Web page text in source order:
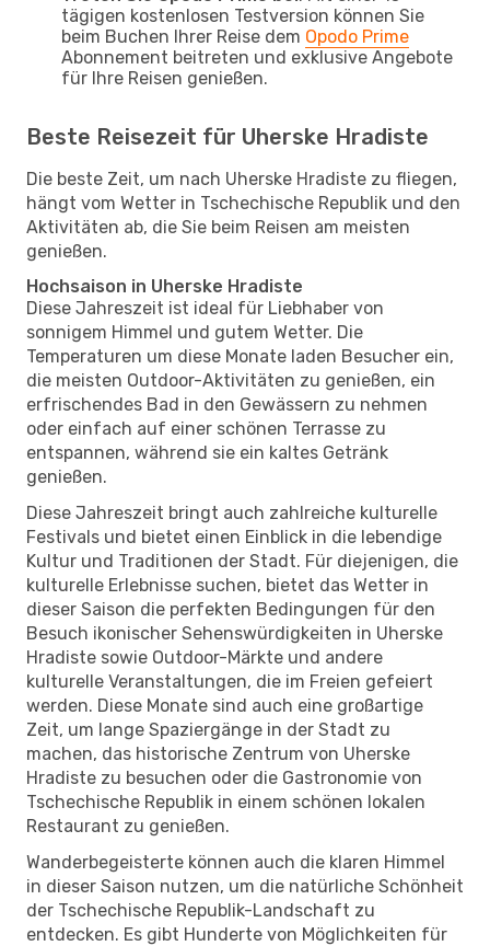
tägigen kostenlosen Testversion können Sie
beim Buchen Ihrer Reise dem Opodo Prime
Abonnement beitreten und exklusive Angebote
für Ihre Reisen genießen.
Beste Reisezeit für Uherske Hradiste
Die beste Zeit, um nach Uherske Hradiste zu fliegen,
hängt vom Wetter in Tschechische Republik und den
Aktivitäten ab, die Sie beim Reisen am meisten
genießen.
Hochsaison in Uherske Hradiste
Diese Jahreszeit ist ideal für Liebhaber von
sonnigem Himmel und gutem Wetter. Die
Temperaturen um diese Monate laden Besucher ein,
die meisten Outdoor-Aktivitäten zu genießen, ein
erfrischendes Bad in den Gewässern zu nehmen
oder einfach auf einer schönen Terrasse zu
entspannen, während sie ein kaltes Getränk
genießen.
Diese Jahreszeit bringt auch zahlreiche kulturelle
Festivals und bietet einen Einblick in die lebendige
Kultur und Traditionen der Stadt. Für diejenigen, die
kulturelle Erlebnisse suchen, bietet das Wetter in
dieser Saison die perfekten Bedingungen für den
Besuch ikonischer Sehenswürdigkeiten in Uherske
Hradiste sowie Outdoor-Märkte und andere
kulturelle Veranstaltungen, die im Freien gefeiert
werden. Diese Monate sind auch eine großartige
Zeit, um lange Spaziergänge in der Stadt zu
machen, das historische Zentrum von Uherske
Hradiste zu besuchen oder die Gastronomie von
Tschechische Republik in einem schönen lokalen
Restaurant zu genießen.
Wanderbegeisterte können auch die klaren Himmel
in dieser Saison nutzen, um die natürliche Schönheit
der Tschechische Republik-Landschaft zu
entdecken. Es gibt Hunderte von Möglichkeiten für